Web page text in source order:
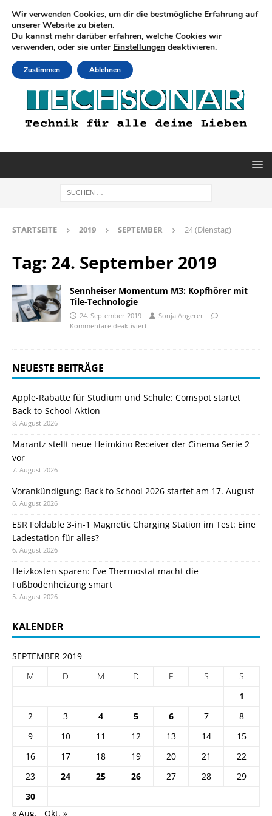
STARTSEITE 2019 SEPTEMBER 24 (Dienstag)
Tag: 24. September 2019
Sennheiser Momentum M3: Kopfhörer mit
Tile-Technologie
24. September 2019
Sonja Angerer
Kommentare deaktiviert
NEUESTE BEITRÄGE
Apple-Rabatte für Studium und Schule: Comspot startet
Back-to-School-Aktion
8. August 2026
Marantz stellt neue Heimkino Receiver der Cinema Serie 2
vor
7. August 2026
Vorankündigung: Back to School 2026 startet am 17. August
6. August 2026
ESR Foldable 3-in-1 Magnetic Charging Station im Test: Eine
Ladestation für alles?
6. August 2026
Heizkosten sparen: Eve Thermostat macht die
Fußbodenheizung smart
5. August 2026
KALENDER
SEPTEMBER 2019
M
D M D F S
S
1
2
3 4 5 6 7
8
9
10 11 12 13 14
15
16
17 18 19 20 21
22
23
24 25 26 27 28
29
30
« Aug.
Okt. »
Wir verwenden Cookies, um dir die bestmögliche Erfahrung auf
unserer Website zu bieten.
Du kannst mehr darüber erfahren, welche Cookies wir
verwenden, oder sie unter Einstellungen deaktivieren.
Zustimmen Ablehnen